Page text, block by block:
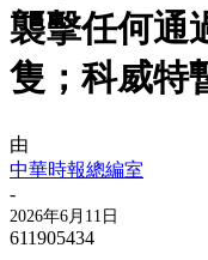
襲擊任何通
隻；科威特
由
中華時報總編室
-
2026年6月11日
611905434